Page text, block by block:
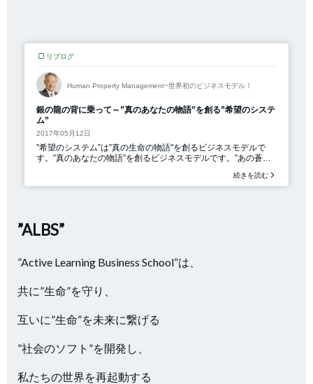
”ALBS”
”Active Learning Business School”は、
共に”生命”を守り、
互いに”生命”を未来に繋げる
”社会のソフト”を開発し、
私たちの世界を再起動する